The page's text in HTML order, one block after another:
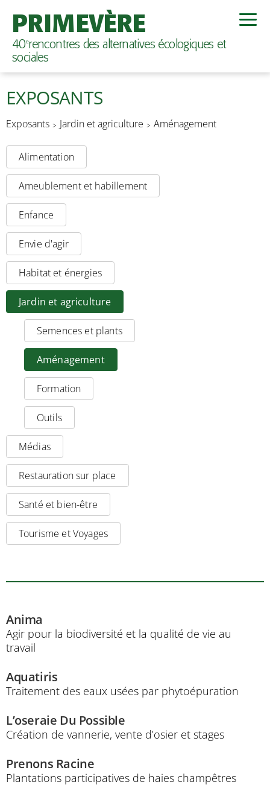
PRIMEVÈRE
40erencontres des alternatives écologiques et
sociales
EXPOSANTS
Exposants Jardin et agriculture Aménagement
Alimentation
Ameublement et habillement
Enfance
Envie d'agir
Habitat et énergies
Jardin et agriculture
Semences et plants
Aménagement
Formation
Outils
Médias
Restauration sur place
Santé et bien-être
Tourisme et Voyages
Anima
Agir pour la biodiversité et la qualité de vie au
travail
Aquatiris
Traitement des eaux usées par phytoépuration
L’oseraie Du Possible
Création de vannerie, vente d’osier et stages
Prenons Racine
Plantations participatives de haies champêtres